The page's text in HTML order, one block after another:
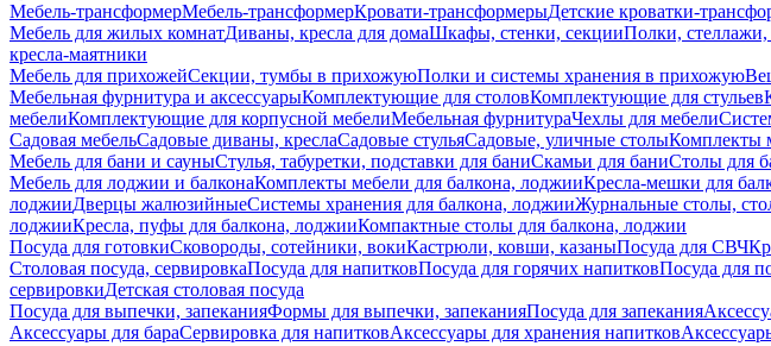
Мебель-трансформерМебель-трансформерКровати-трансформерыДетские кроватки-
Мебель для жилых комнатДиваны, кресла для домаШкафы, стенки, секцииПолки,
кресла-маятники
Мебель для прихожейСекции, тумбы в прихожуюПолки и системы хранения в прихожую
Мебельная фурнитура и аксессуарыКомплектующие для столовКомплектующие для стульев
мебелиКомплектующие для корпусной мебелиМебельная фурнитураЧехлы для мебели
Садовая мебельСадовые диваны, креслаСадовые стульяСадовые, уличные столыКомплекты
Мебель для бани и сауныСтулья, табуретки, подставки для баниСкамьи для баниСтолы для
Мебель для лоджии и балконаКомплекты мебели для балкона, лоджииКресла-мешки для
лоджииДверцы жалюзийныеСистемы хранения для балкона, лоджииЖурнальные столы,
лоджииКресла, пуфы для балкона, лоджииКомпактные столы для балкона, лоджии
Посуда для готовкиСковороды, сотейники, вокиКастрюли, ковши, казаныПосуда для СВЧ
Столовая посуда, сервировкаПосуда для напитковПосуда для горячих напитковПосуда для
сервировкиДетская столовая посуда
Посуда для выпечки, запеканияФормы для выпечки, запеканияПосуда для запекания
Аксессуары для бараСервировка для напитковАксессуары для хранения напитков